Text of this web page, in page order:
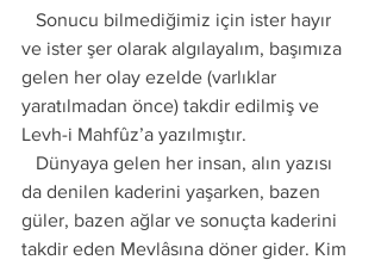
ve ister şer olarak algılayalım, başımıza
gelen her olay ezelde (varlıklar
yaratılmadan önce) takdir edilmiş ve
Levh-i Mahfûz’a yazılmıştır.
da denilen kaderini yaşarken, bazen
güler, bazen ağlar ve sonuçta kaderini
takdir eden Mevlâsına döner gider. Kim